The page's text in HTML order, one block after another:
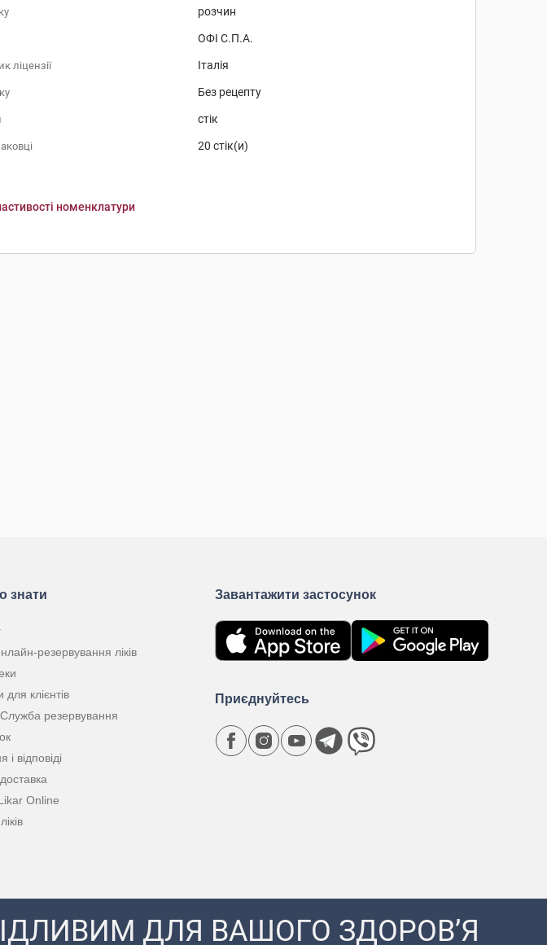
розчин
ОФІ С.П.А.
ліцензії Італія
Без рецепту
стік
20 стік(и)
номенклатури
знати
резервування ліків
клієнтів
Служба резервування
і відповіді
Online
Завантажити застосунок
Приєднуйтесь
ДЛЯ ВАШОГО ЗДОРОВ’Я